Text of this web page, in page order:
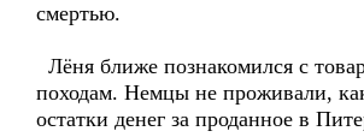
смертью.
Лёня ближе познакомился с
походам. Немцы не проживали,
остатки денег за проданное в